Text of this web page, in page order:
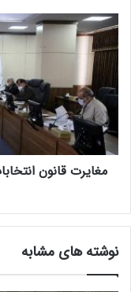
ی
ق
د
م
ط‌
ک
ت
س
م
ا
ی
ر
ا
ن
خ
ا
مغایرت قانون
نوشته های مشابه